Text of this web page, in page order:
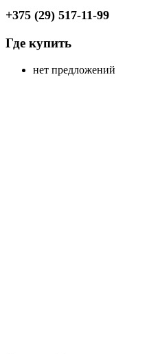
+375 (29) 517-11-99
Где купить
нет предложений